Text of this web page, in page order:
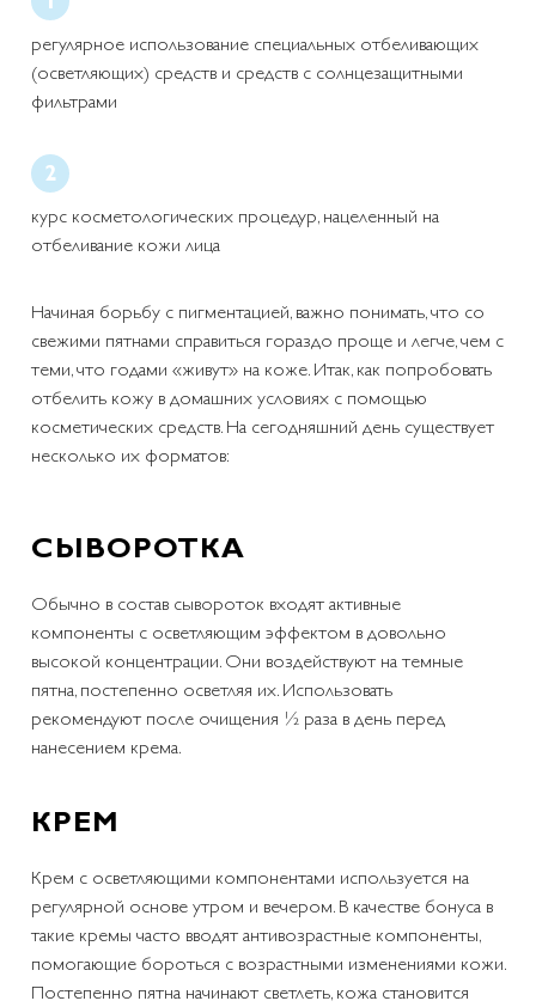
регулярное использование специальных отбеливающих
(осветляющих) средств и средств с солнцезащитными
фильтрами
курс косметологических процедур, нацеленный на
отбеливание кожи лица
Начиная борьбу с пигментацией, важно понимать, что со
свежими пятнами справиться гораздо проще и легче, чем с
теми, что годами «живут» на коже. Итак, как попробовать
отбелить кожу в домашних условиях с помощью
косметических средств. На сегодняшний день существует
несколько их форматов:
СЫВОРОТКА
Обычно в состав сывороток входят активные
компоненты с осветляющим эффектом в довольно
высокой концентрации. Они воздействуют на темные
пятна, постепенно осветляя их. Использовать
рекомендуют после очищения ½ раза в день перед
нанесением крема.
КРЕМ
Крем с осветляющими компонентами используется на
регулярной основе утром и вечером. В качестве бонуса в
такие кремы часто вводят антивозрастные компоненты,
помогающие бороться с возрастными изменениями кожи.
Постепенно пятна начинают светлеть, кожа становится